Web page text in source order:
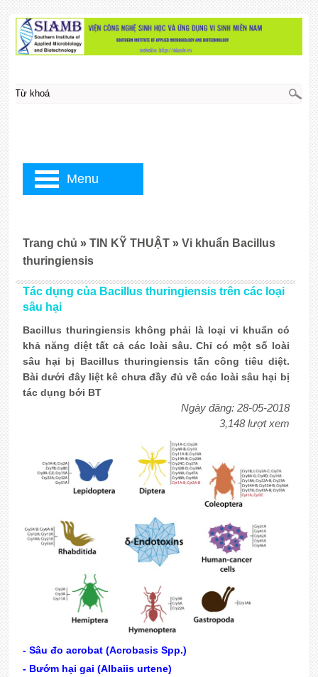
Tác dụng của Bacillus thuringiensis trên các loại
sâu hại
Bacillus thuringiensis không phải là loại vi khuẩn có
khả năng diệt tất cả các loài sâu. Chỉ có một số loài
sâu hại bị Bacillus thuringiensis tấn công tiêu diệt.
Bài dưới đây liệt kê chưa đầy đủ về các loài sâu hại bị
tác dụng bới BT
Ngày đăng: 28-05-2018
3,148 lượt xem
- Sâu đo acrobat (Acrobasis Spp.)
- Bướm hại gai (Albaiis urtene)
Trang chủ » TIN KỸ THUẬT » Vi khuẩn Bacillus
thuringiensis
Menu